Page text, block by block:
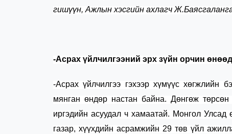
гишүүн, Ажлын хэсгийн ахлагч
-Асрах үйлчилгээний эрх зүйн орчин
-Асрах үйлчилгээ гэхээр хүмүүсхөгжлийн
мянган өндөр настан байна. Дөнгөж
иргэдийн асуудал ч хамаатай. Монгол Улсад
газар,хүүхдийн асрамжийн 29 төв үйл